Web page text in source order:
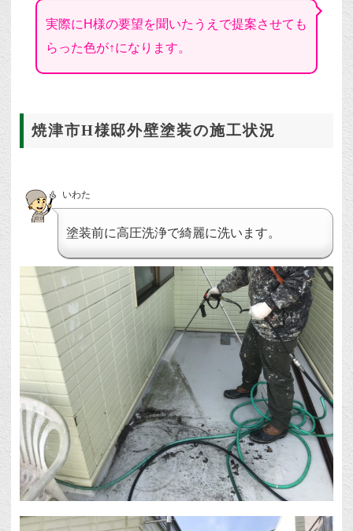
実際にH様の要望を聞いたうえで提案させても
らった色が↑になります。
焼津市H様邸外壁塗装の施工状況
いわた
塗装前に高圧洗浄で綺麗に洗います。